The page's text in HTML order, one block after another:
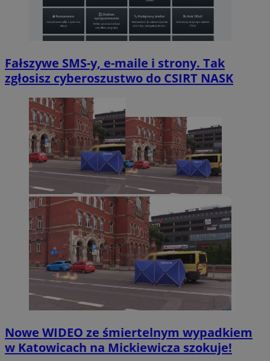
Fałszywe SMS-y, e-maile i strony. Tak
zgłosisz cyberoszustwo do CSIRT NASK
Nowe WIDEO ze śmiertelnym wypadkiem
w Katowicach na Mickiewicza szokuje!